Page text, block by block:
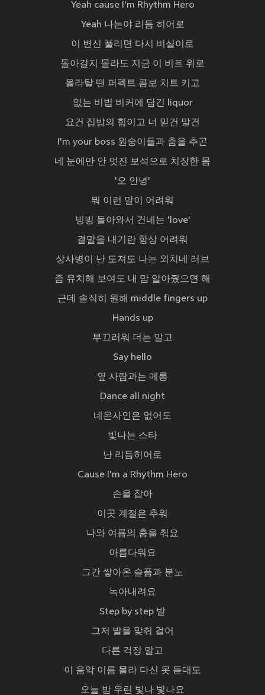
Yeah cause I'm Rhythm Hero
Yeah 나는야 리듬 히어로
이 변신 풀리면 다시 비실이로
돌아갈지 몰라도 지금 이 비트 위로
올라탈 땐 퍼펙트 콤보 치트 키고
없는 비법 비커에 담긴 liquor
요건 집밥의 힘이고 너 믿건 말건
I'm your boss 원숭이들과 춤을 추곤
네 눈에만 안 멋진 보석으로 치장한 몸
'오 안녕'
뭐 이런 말이 어려워
빙빙 돌아와서 건네는 'love'
결말을 내기란 항상 어려워
상사병이 난 도져도 나는 외치네 러브
좀 유치해 보여도 내 맘 알아줬으면 해
근데 솔직히 원해 middle fingers up
Hands up
부끄러워 더는 말고
Say hello
옆 사람과는 메롱
Dance all night
네온사인은 없어도
빛나는 스타
난 리듬히어로
Cause I'm a Rhythm Hero
손을 잡아
이곳 계절은 추워
나와 여름의 춤을 춰요
아름다워요
그간 쌓아온 슬픔과 분노
녹아내려요
Step by step 발
그저 발을 맞춰 걸어
다른 걱정 말고
이 음악 이름 몰라 다신 못 듣대도
오늘 밤 우린 빛나 빛나요